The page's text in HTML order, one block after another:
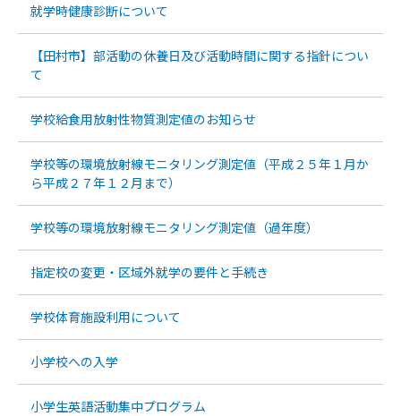
就学時健康診断について
【田村市】部活動の休養日及び活動時間に関する指針につい
て
学校給食用放射性物質測定値のお知らせ
学校等の環境放射線モニタリング測定値（平成２５年１月か
ら平成２７年１２月まで）
学校等の環境放射線モニタリング測定値（過年度）
指定校の変更・区域外就学の要件と手続き
学校体育施設利用について
小学校への入学
小学生英語活動集中プログラム